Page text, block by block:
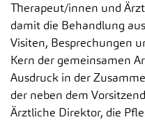
Therapeut/innen und
damit die Behandlung
Visiten, Besprechungen
Kern der gemeinsamen
Ausdruck in der
der neben dem
Ärztliche Direktor, die